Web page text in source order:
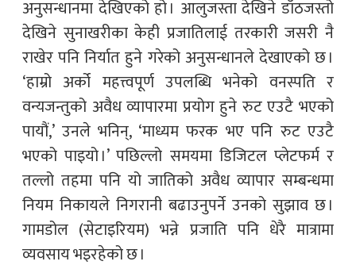
अनुसन्धानमा देखिएको हो । आलुजस्ता देखिने डाँठजस्तो
देखिने सुनाखरीका केही प्रजातिलाई तरकारी जसरी नै
राखेर पनि निर्यात हुने गरेको अनुसन्धानले देखाएको छ ।
‘हाम्रो अर्को महत्त्वपूर्ण उपलब्धि भनेको वनस्पति र
वन्यजन्तुको अवैध व्यापारमा प्रयोग हुने रुट एउटै भएको
पायौं,’ उनले भनिन्, ‘माध्यम फरक भए पनि रुट एउटै
भएको पाइयो ।’ पछिल्लो समयमा डिजिटल प्लेटफर्म र
तल्लो तहमा पनि यो जातिको अवैध व्यापार सम्बन्धमा
नियम निकायले निगरानी बढाउनुपर्ने उनको सुझाव छ ।
गामडोल (सेटाइरियम) भन्ने प्रजाति पनि धेरै मात्रामा
व्यवसाय भइरहेको छ ।